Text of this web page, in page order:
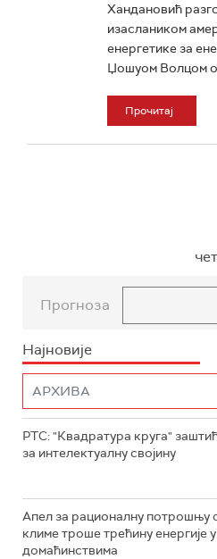
Хандановић
изаслаником
енергетике за
Џошуом Волцом о
Прочитај
Прогноза
Најновије
РТС: "Квадратура круга"
за интелектуалну својину
Апел за рационалну потрошњу
климе троше трећину енергије у
домаћинствима